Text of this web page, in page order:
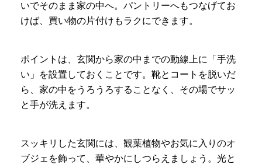
いでそのまま家の中へ。パントリーへもつなげてお
けば、買い物の片付けもラクにできます。
ポイントは、玄関から家の中までの動線上に「手洗
い」を設置しておくことです。靴とコートを脱いだ
ら、家の中をうろうろすることなく、その場でサッ
と手が洗えます。
スッキリした玄関には、観葉植物やお気に入りのオ
ブジェを飾って、華やかにしつらえましょう。光と